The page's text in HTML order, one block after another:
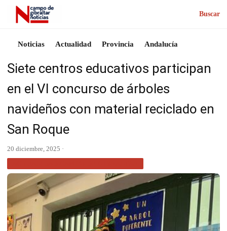
Buscar
Noticias Actualidad Provincia Andalucía
Siete centros educativos participan
en el VI concurso de árboles
navideños con material reciclado en
San Roque
20 diciembre, 2025 ·